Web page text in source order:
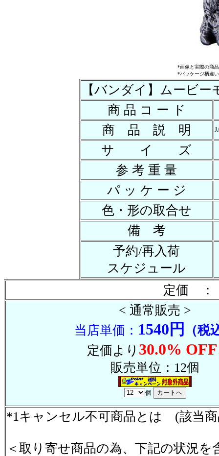
*画像と実際の商
*パッケージ柄違
【バンダイ】ムービ
商 品 コ ー ド
商 品 説 明
サ イ ズ
参 考 重 量
パ ッ ケ ー ジ
色・形の取合せ
備 考
予約/再入荷
スケジュール
定価 ：
< 通常販売 >
当店単価： 1540円
（税
定価より 30.0%
販売単位：12個
個
*1キャンセル不可商品とは (該当
＜取り寄せ商品の為、下記の状況